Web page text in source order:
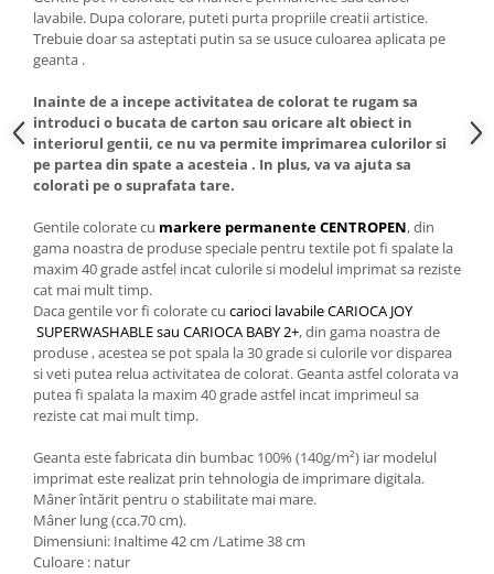
lavabile. Dupa colorare, puteti purta propriile creatii artistice.
Trebuie doar sa asteptati putin sa se usuce culoarea aplicata pe
geanta .
Inainte de a incepe activitatea de colorat te rugam sa
introduci o bucata de carton sau oricare alt obiect in
interiorul gentii, ce nu va permite imprimarea culorilor si
pe partea din spate a acesteia . In plus, va va ajuta sa
colorati pe o suprafata tare.
Gentile colorate cu markere permanente CENTROPEN, din
gama noastra de produse speciale pentru textile pot fi spalate la
maxim 40 grade astfel incat culorile si modelul imprimat sa reziste
cat mai mult timp.
Daca gentile vor fi colorate cu carioci lavabile CARIOCA JOY
SUPERWASHABLE sau CARIOCA BABY 2+, din gama noastra de
produse , acestea se pot spala la 30 grade si culorile vor disparea
si veti putea relua activitatea de colorat. Geanta astfel colorata va
putea fi spalata la maxim 40 grade astfel incat imprimeul sa
reziste cat mai mult timp.
Geanta este fabricata din bumbac 100% (140g/m²) iar modelul
imprimat este realizat prin tehnologia de imprimare digitala.
Mâner întărit pentru o stabilitate mai mare.
Mâner lung (cca.70 cm).
Dimensiuni: Inaltime 42 cm /Latime 38 cm
Culoare : natur